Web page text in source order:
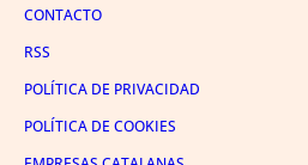
CONTACTO
RSS
POLÍTICA DE PRIVACIDAD
POLÍTICA DE COOKIES